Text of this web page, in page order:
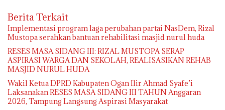
Berita Terkait
Implementasi program laga perubahan partai NasDem, Rizal
RESES MASA SIDANG III: RIZAL MUSTOPA SERAP
ASPIRASI WARGA DAN SEKOLAH, REALISASIKAN REHAB
MASJID NURUL HUDA
Wakil Ketua DPRD Kabupaten Ogan Ilir Ahmad Syafe’i
Laksanakan RESES MASA SIDANG III TAHUN Anggaran
2026, Tampung Langsung Aspirasi Masyarakat